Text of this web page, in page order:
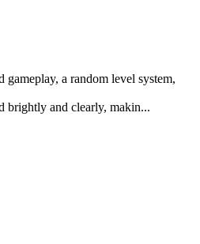
gameplay, a random level system,
brightly and clearly, makin...